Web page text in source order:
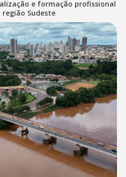
e formação profissional
Sudeste